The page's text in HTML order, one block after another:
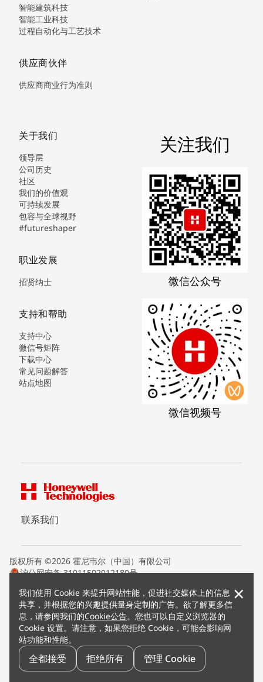
我们使用 Cookie 来提升网站性能，促进社交媒体上的信息
共享，并根据您的兴趣提供量身定制的广告。欲了解更多信
息，请参阅我们的Cookie公告。您也可以自定义浏览器的
Cookie 设置。请注意，如果您拒绝 Cookie，可能会影响网
站功能和性能。
全都接受 拒绝所有 管理 Cookie
×
智能建筑科技
智能工业科技
过程自动化与工艺技术
供应商伙伴
供应商商业行为准则
关于我们
领导层
公司历史
社区
我们的价值观
可持续发展
包容与全球视野
#futureshaper
职业发展
招贤纳士
支持和帮助
支持中心
微信号矩阵
下载中心
常见问题解答
站点地图
关注我们
微信公众号
微信视频号
联系我们
版权所有 ©2026 霍尼韦尔（中国）有限公司
沪公网安备 31011502012180号
条款条约
隐私声明
您的隐私选项
霍尼韦尔科技Cookie通知
退订
漏洞报告